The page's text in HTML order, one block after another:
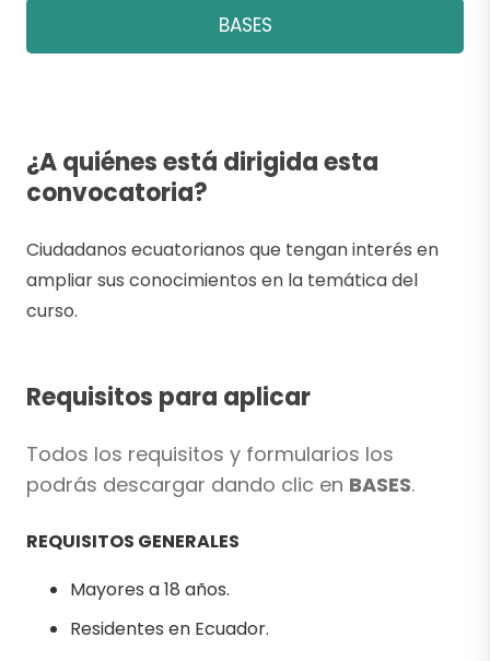
BASES
¿A quiénes está dirigida esta
convocatoria?
Ciudadanos ecuatorianos que tengan interés en
ampliar sus conocimientos en la temática del
curso.
Requisitos para aplicar
Todos los requisitos y formularios los
podrás descargar dando clic en BASES.
REQUISITOS GENERALES
Mayores a 18 años.
Residentes en Ecuador.